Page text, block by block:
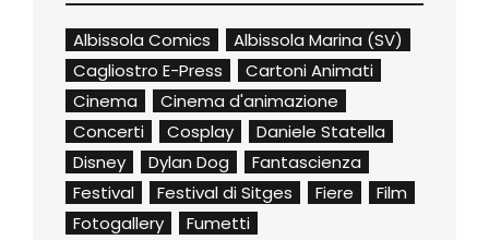
Albissola Comics
Albissola Marina (SV)
Cagliostro E-Press
Cartoni Animati
Cinema
Cinema d'animazione
Concerti
Cosplay
Daniele Statella
Disney
Dylan Dog
Fantascienza
Festival
Festival di Sitges Fiere
Film
Fotogallery
Fumetti